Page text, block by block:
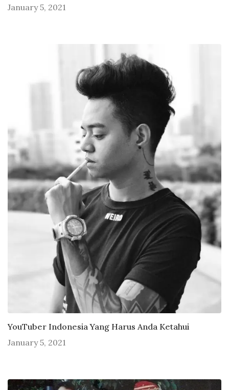
January 5, 2021
YouTuber Indonesia Yang Harus Anda Ketahui
January 5, 2021